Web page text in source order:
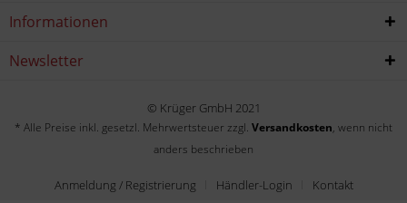
Informationen
Newsletter
© Krüger GmbH 2021
* Alle Preise inkl. gesetzl. Mehrwertsteuer zzgl. Versandkosten, wenn nicht
anders beschrieben
Anmeldung / Registrierung Händler-Login Kontakt